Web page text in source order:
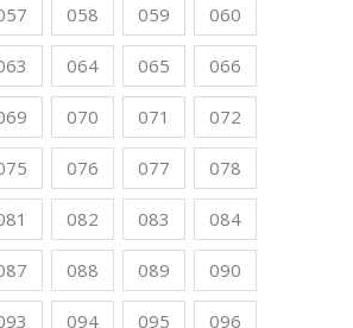
058 059 060
064 065 066
070 071 072
076 077 078
082 083 084
088 089 090
094 095 096